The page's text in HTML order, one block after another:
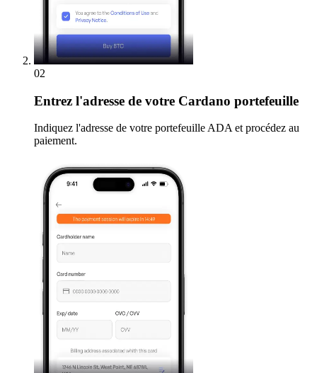
02
Entrez l'adresse de votre Cardano portefeuille
Indiquez l'adresse de votre portefeuille ADA et procédez au
paiement.